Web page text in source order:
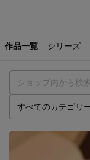
作品一覧 シリーズ